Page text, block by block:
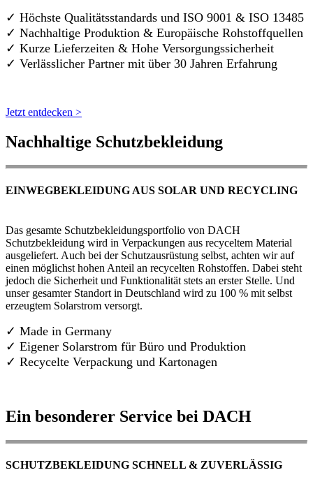
✓ Höchste Qualitätsstandards und ISO 9001 & ISO 13485
✓ Nachhaltige Produktion & Europäische Rohstoffquellen
✓ Kurze Lieferzeiten & Hohe Versorgungssicherheit
✓ Verlässlicher Partner mit über 30 Jahren Erfahrung
Jetzt entdecken >
Nachhaltige Schutzbekleidung
EINWEGBEKLEIDUNG AUS SOLAR UND RECYCLING
Das gesamte Schutzbekleidungsportfolio von DACH
Schutzbekleidung wird in Verpackungen aus recyceltem Material
ausgeliefert. Auch bei der Schutzausrüstung selbst, achten wir auf
einen möglichst hohen Anteil an recycelten Rohstoffen. Dabei steht
jedoch die Sicherheit und Funktionalität stets an erster Stelle. Und
unser gesamter Standort in Deutschland wird zu 100 % mit selbst
erzeugtem Solarstrom versorgt.
✓ Made in Germany
✓ Eigener Solarstrom für Büro und Produktion
✓ Recycelte Verpackung und Kartonagen
Ein besonderer Service bei DACH
SCHUTZBEKLEIDUNG SCHNELL & ZUVERLÄSSIG